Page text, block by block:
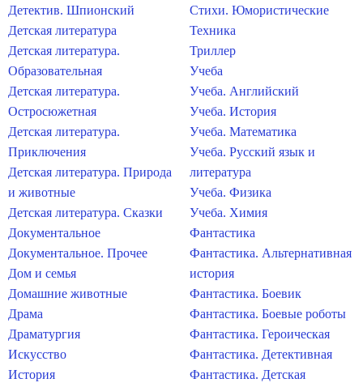
Детектив. Шпионский
Детская литература
Детская литература.
Образовательная
Детская литература.
Остросюжетная
Детская литература.
Приключения
Детская литература. Природа
и животные
Детская литература. Сказки
Документальное
Документальное. Прочее
Дом и семья
Домашние животные
Драма
Драматургия
Искусство
История
Стихи. Юмористические
Техника
Триллер
Учеба
Учеба. Английский
Учеба. История
Учеба. Математика
Учеба. Русский язык и
литература
Учеба. Физика
Учеба. Химия
Фантастика
Фантастика. Альтернативная
история
Фантастика. Боевик
Фантастика. Боевые роботы
Фантастика. Героическая
Фантастика. Детективная
Фантастика. Детская